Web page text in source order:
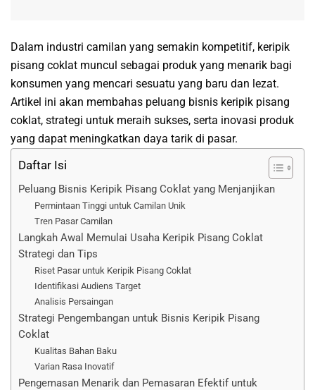
Dalam industri camilan yang semakin kompetitif, keripik
pisang coklat muncul sebagai produk yang menarik bagi
konsumen yang mencari sesuatu yang baru dan lezat.
Artikel ini akan membahas peluang bisnis keripik pisang
coklat, strategi untuk meraih sukses, serta inovasi produk
yang dapat meningkatkan daya tarik di pasar.
Daftar Isi
Peluang Bisnis Keripik Pisang Coklat yang Menjanjikan
Permintaan Tinggi untuk Camilan Unik
Tren Pasar Camilan
Langkah Awal Memulai Usaha Keripik Pisang Coklat
Strategi dan Tips
Riset Pasar untuk Keripik Pisang Coklat
Identifikasi Audiens Target
Analisis Persaingan
Strategi Pengembangan untuk Bisnis Keripik Pisang
Coklat
Kualitas Bahan Baku
Varian Rasa Inovatif
Pengemasan Menarik dan Pemasaran Efektif untuk